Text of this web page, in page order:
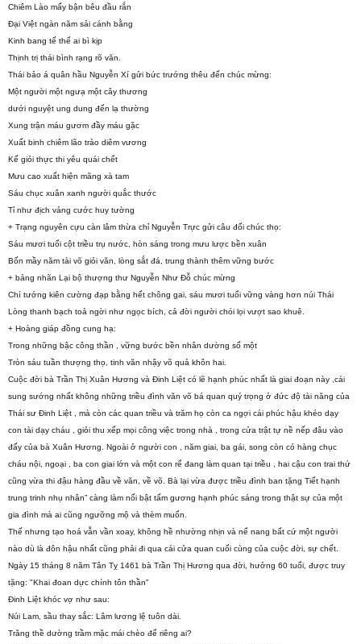
Chiêm Lào mấy bận bêu đầu rắn
Đại Việt ngàn năm sải cánh bằng
Kinh bang tế thế ai bì kịp
Thịnh trị thái bình rạng rõ văn.
Thái bảo á quân hầu Nguyễn Xí gửi bức trướng thêu đến chúc mừng:
Một người một ngưạ một cây thương
dưới nguyệt ung dung đến lạ thường
Xung trận máu gươm đầy máu gặc
Xuất binh chiêm lão trảo diêm vương
Kế giỏi thực thi yêu quái chết
Mưu cao xuất hiện mãng xà tam
Sáu chục xuân xanh người quắc thước
Tỉ như địch vảng cước huy tường
+ Trạng nguyên cựu càn lâm thừa chỉ Nguyễn Trực gửi câu đối chúc thọ:
Sáu mươi tuổi cột triều trụ nước, hòn sáng trong mưu lược bền xuân
Bốn mầy năm tài võ giỏi văn, lòng sắt đá, trung thành thêm vững bước
+ bảng nhãn Lại bộ thượng thư Nguyễn Như Đỗ chúc mừng
Chí tướng kiên cường đạp bằng hết chông gai, sáu mươi tuổi vững vàng hơn núi Thái
Lòng thanh bạch toả ngời như ngọc bích, cả đời người chói lọi vượt sao khuê.
+ Hoàng giáp đồng cung hạ:
Trong những bậc công thần , vững bước bền nhân dường số một
Tròn sáu tuần thượng thọ, tinh văn nhậy võ quả khôn hai.
Cuộc đời bà Trần Thị Xuân Hương và Đinh Liệt có lẽ hạnh phúc nhất là giai đoạn này ,cái
sung sướng nhất không những triều đình văn võ bá quan quý trọng ở đức độ tài năng của
Thái sư Đinh Liệt , mà còn các quan triều và trăm họ còn ca ngợi cái phúc hậu khéo dạy
con tài dạy cháu , giỏi thu xếp mọi công việc trong nhà , trong cửa trật tự nề nếp đâu vào
đấy của bà Xuân Hương. Ngoài ở người con , năm giai, ba gái, song còn có hàng chục
cháu nội, ngoại , ba con giai lớn và một con rể đang làm quan tại triều , hai cậu con trai thứ
cũng vừa thi đậu hàng đầu về văn, về võ. Bà lại vừa được triều đình ban tặng Tiết hạnh
trung trinh nhụ nhân” càng làm nối bật tấm gương hạnh phúc sáng trong thật sự của một
gia đình mà ai cũng ngưỡng mộ và thèm muốn.
Thế nhưng tạo hoá vẫn vần xoay, không hề nhường nhịn và nể nang bất cứ một người
nào dù là đôn hậu nhất cũng phải đi qua cái cửa quan cuối cùng của cuộc đời, sự chết.
Ngày 15 tháng 8 năm Tân Tỵ 1461 bà Trần Thị Hương qua đời, hưởng 60 tuổi, được truy
tặng: "Khai đoan dực chính tôn thần"
Đinh Liệt khóc vợ như sau:
Núi Lam, sầu thay sắc: Lâm lương lệ tuôn dài.
Trăng thề dường trầm mặc mái chèo để riêng ai?